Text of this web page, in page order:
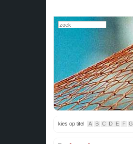
kies op titel A B C D E F G